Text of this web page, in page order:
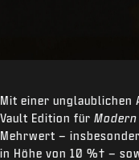
Mit einer unglaublichen
Vault Edition für
Mehrwert –
in Höhe von 10 %† –